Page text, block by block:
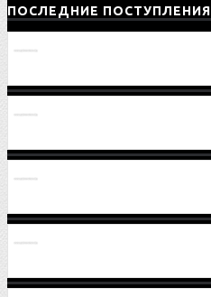
ПОСЛЕДНИЕ ПОСТУПЛЕНИЯ